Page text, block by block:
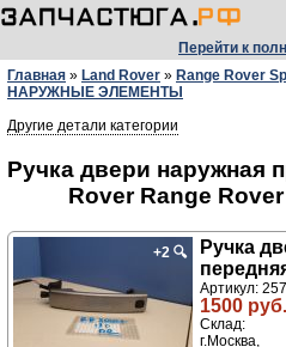
Перейти к
Главная » Land Rover » Range Rover
НАРУЖНЫЕ ЭЛЕМЕНТЫ
Другие детали категории
Ручка двери нaружная
Rover Range
+2 🔍
Ручка
Артикул:
1500 руб.
Склад:
г.Москва,